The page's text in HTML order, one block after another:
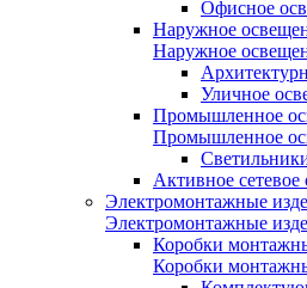
Офисное
Наружное
Наружное
Уличное
Промышленное
Промышленное
Активное сетевое
Электромонтажные
Электромонтажные
Коробки
Коробки